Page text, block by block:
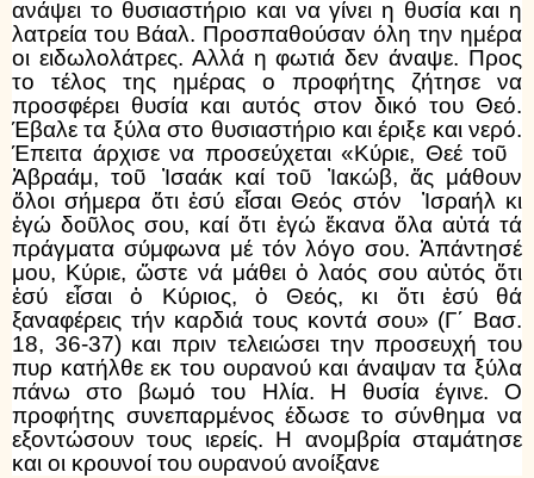
ανάψει το θυσιαστήριο και να γίνει η θυσία και η
λατρεία του Βάαλ. Προσπαθούσαν όλη την ημέρα
οι ειδωλολάτρες. Αλλά η φωτιά δεν άναψε. Προς
το τέλος της ημέρας ο προφήτης ζήτησε να
προσφέρει θυσία και αυτός στον δικό του Θεό.
Έβαλε τα ξύλα στο θυσιαστήριο και έριξε και νερό.
Έπειτα άρχισε να προσεύχεται «Κύριε, Θεέ τοῦ
Ἀβραάμ, τοῦ Ἰσαάκ καί τοῦ Ἰακώβ, ἄς μάθουν
ὅλοι σήμερα ὅτι ἐσύ εἶσαι Θεός στόν Ἰσραήλ κι
ἐγώ δοῦλος σου, καί ὅτι ἐγώ ἔκανα ὅλα αὐτά τά
πράγματα σύμφωνα μέ τόν λόγο σου. Ἀπάντησέ
μου, Κύριε, ὥστε νά μάθει ὁ λαός σου αὐτός ὅτι
ἐσύ εἶσαι ὁ Κύριος, ὁ Θεός, κι ὅτι ἐσύ θά
ξαναφέρεις τήν καρδιά τους κοντά σου» (Γ΄ Βασ.
18, 36-37) και πριν τελειώσει την προσευχή του
πυρ κατήλθε εκ του ουρανού και άναψαν τα ξύλα
πάνω στο βωμό του Ηλία. Η θυσία έγινε. Ο
προφήτης συνεπαρμένος έδωσε το σύνθημα να
εξοντώσουν τους ιερείς. Η ανομβρία σταμάτησε
και οι κρουνοί του ουρανού ανοίξανε